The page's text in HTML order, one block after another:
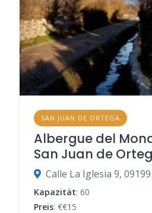
SAN JUAN DE ORTEGA
Albergue del
San Juan de
Kapazität: 60
Preis: €€15